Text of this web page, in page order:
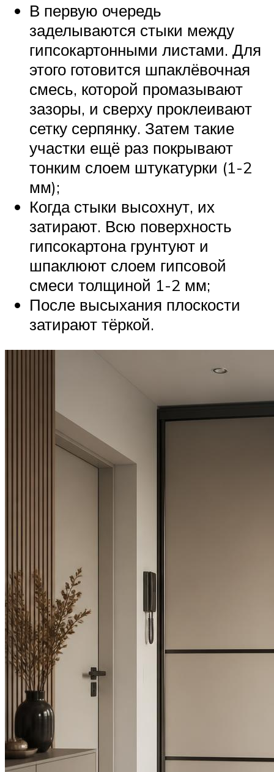
В первую очередь
заделываются стыки между
гипсокартонными листами. Для
этого готовится шпаклёвочная
смесь, которой промазывают
зазоры, и сверху проклеивают
сетку серпянку. Затем такие
участки ещё раз покрывают
тонким слоем штукатурки (1-2
мм);
Когда стыки высохнут, их
затирают. Всю поверхность
гипсокартона грунтуют и
шпаклюют слоем гипсовой
смеси толщиной 1-2 мм;
После высыхания плоскости
затирают тёркой.